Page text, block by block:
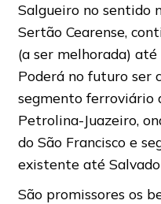
Salgueiro no sentido
Sertão Cearense,
(a ser melhorada)
Poderá no futuro ser
segmento ferroviário
Petrolina-Juazeiro,
do São Francisco e
existente até
São promissores os